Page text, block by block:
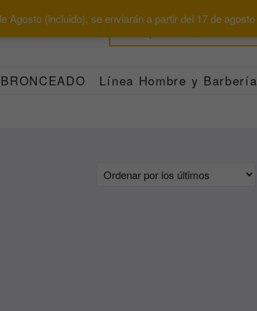
Agosto (incluido), se enviarán a partir del 17 de agosto
Línea Hombre y Barbería